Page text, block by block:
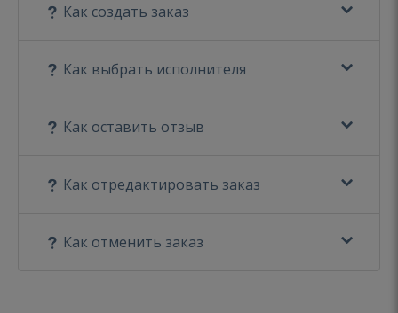
Как создать заказ
Как выбрать исполнителя
Как оставить отзыв
Как отредактировать заказ
Как отменить заказ